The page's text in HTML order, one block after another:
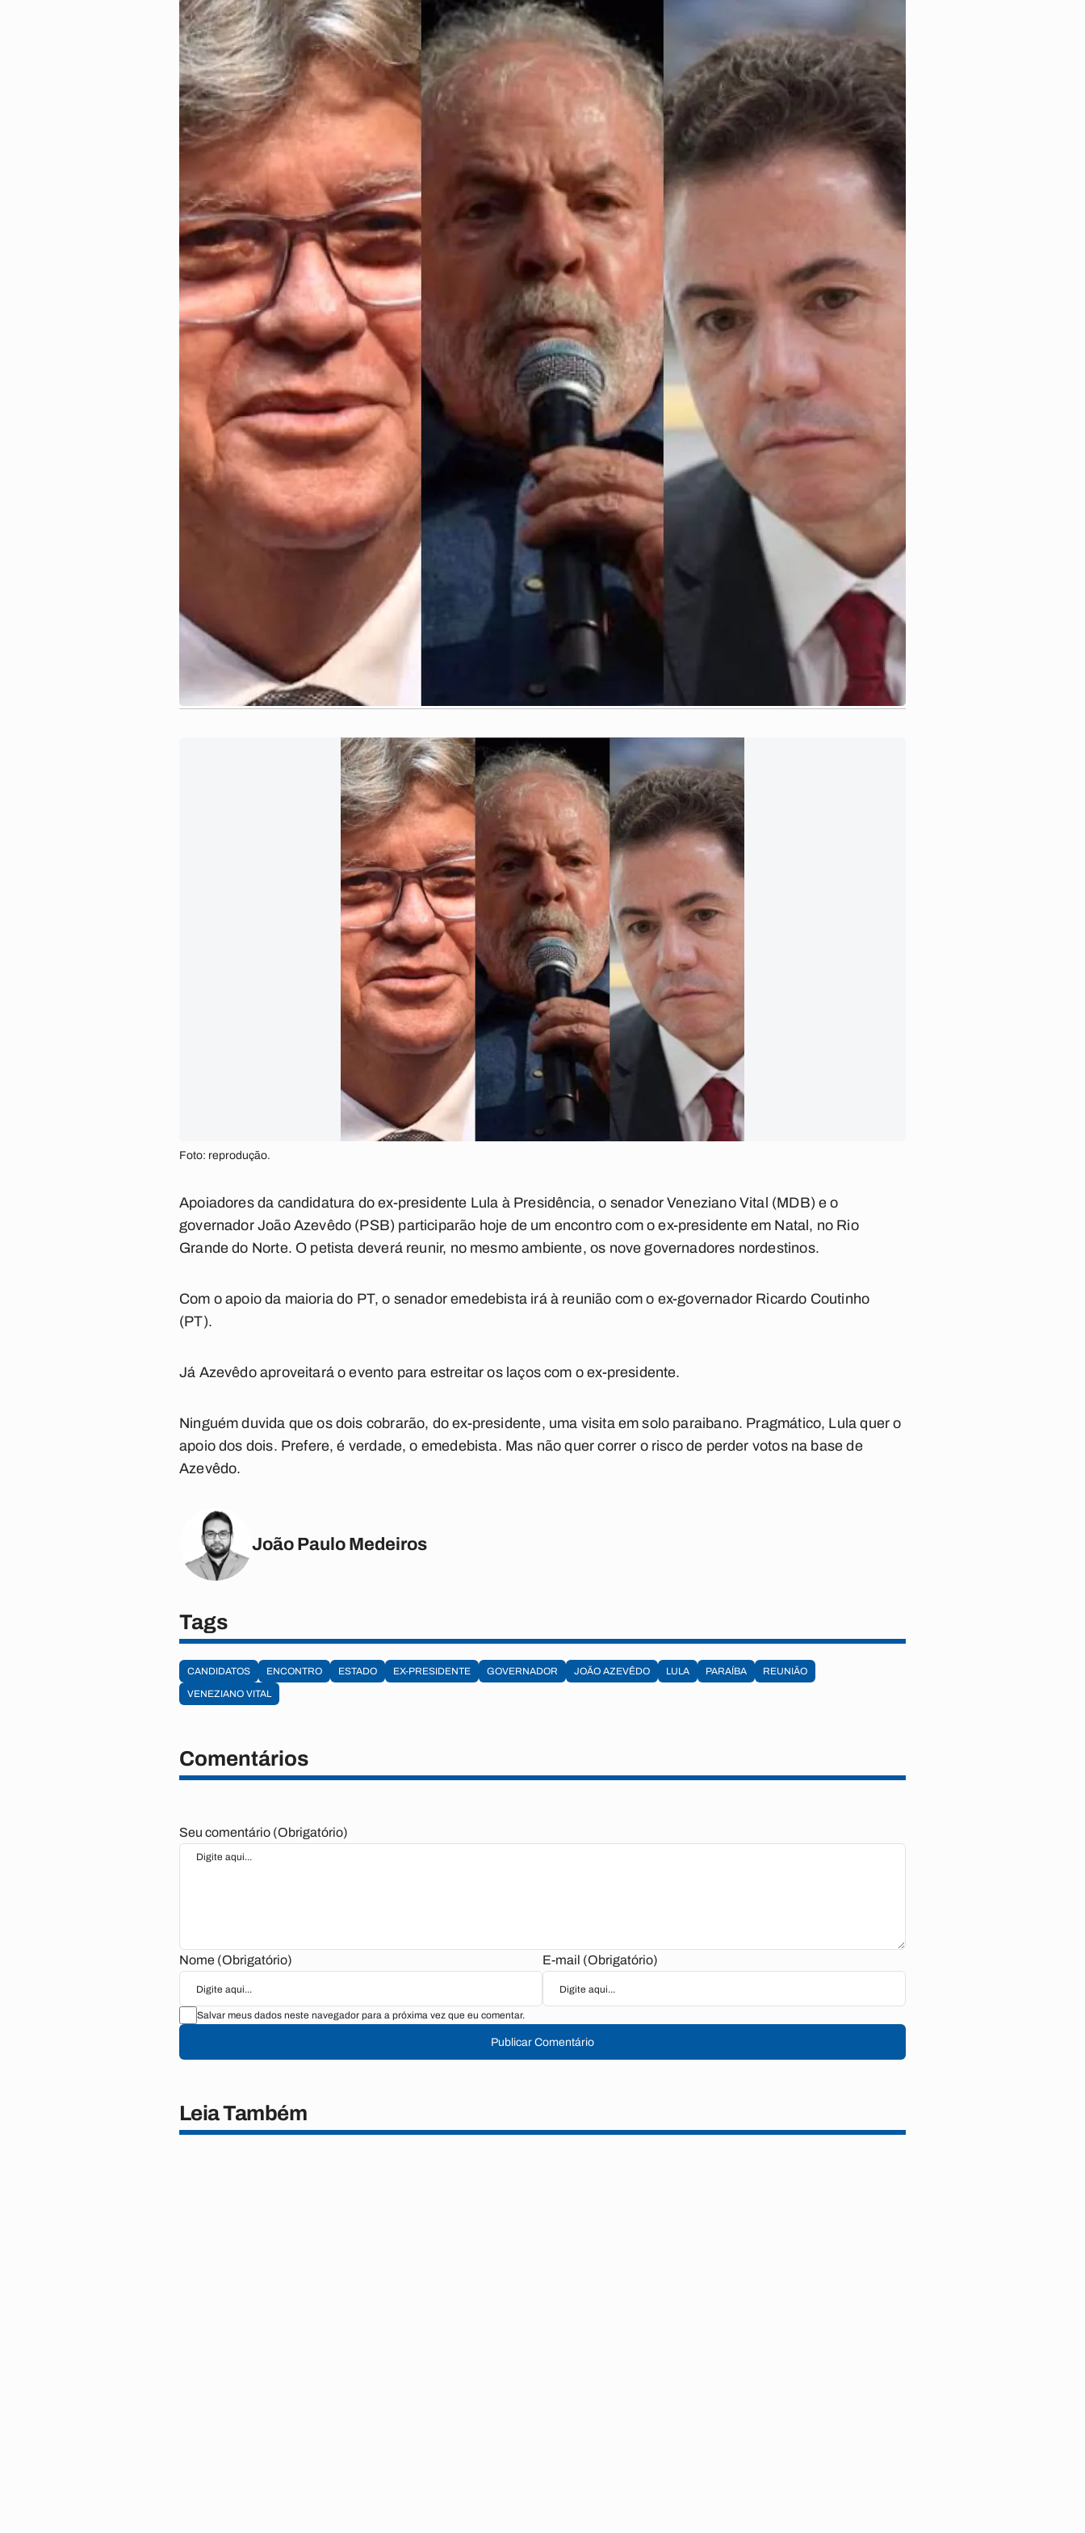
Foto: reprodução.
Apoiadores da candidatura do ex-presidente Lula à Presidência, o senador Veneziano Vital (MDB) e o
governador João Azevêdo (PSB) participarão hoje de um encontro com o ex-presidente em Natal, no Rio
Grande do Norte. O petista deverá reunir, no mesmo ambiente, os nove governadores nordestinos.
Com o apoio da maioria do PT, o senador emedebista irá à reunião com o ex-governador Ricardo Coutinho
(PT).
Já Azevêdo aproveitará o evento para estreitar os laços com o ex-presidente.
Ninguém duvida que os dois cobrarão, do ex-presidente, uma visita em solo paraibano. Pragmático, Lula quer o
apoio dos dois. Prefere, é verdade, o emedebista. Mas não quer correr o risco de perder votos na base de
Azevêdo.
João Paulo Medeiros
Tags
CANDIDATOS ENCONTRO ESTADO EX-PRESIDENTE GOVERNADOR JOÃO AZEVÊDO LULA PARAÍBA
REUNIÃO
VENEZIANO VITAL
Comentários
Seu comentário (Obrigatório)
Nome (Obrigatório) E-mail (Obrigatório)
Salvar meus dados neste navegador para a próxima vez que eu comentar.
Publicar Comentário
Leia Também